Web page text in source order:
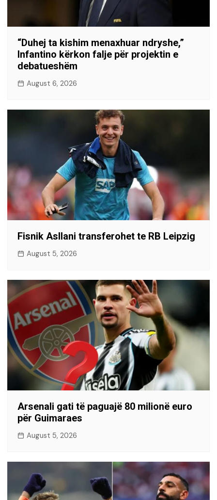
“Duhej ta kishim menaxhuar ndryshe,”
Infantino kërkon falje për projektin e
debatueshëm
August 6, 2026
Fisnik Asllani transferohet te RB Leipzig
August 5, 2026
Arsenali gati të paguajë 80 milionë euro
për Guimaraes
August 5, 2026